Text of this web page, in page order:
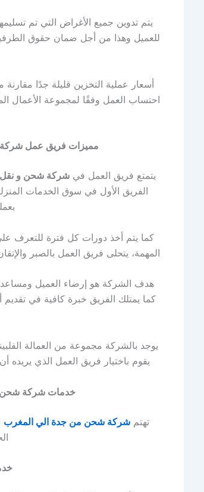
يتم تدوين جميع الأغراض التي تم
للعميل وهذا من أجل ضمان حقوق
أسعار عملية التخزين قليلة جدًا
احتساب العمل وفقًا لمجموعة الأعمال
مميزات فريق عمل
يتمتع فريق العمل فيشركة شحن و
الفريق الأول في سوق الخدمات
كما يتم أخذ دورات كل فترة للتعرف
المهمة، يتحلى فريق العمل بالصبر
هدف الشركة هو إرضاء العميل
كما يمتلك الفريق خبرة كافية في
يوجد بالشركة مجموعة من العمالة
يقوم باختيار فريق العمل الذي يريده
خدمات شركة شحن
تهتم شركة شحن من جدة الي المغرب